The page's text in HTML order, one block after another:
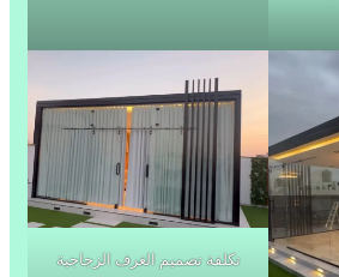
تكلفة تصميم الغرف الزجاجية